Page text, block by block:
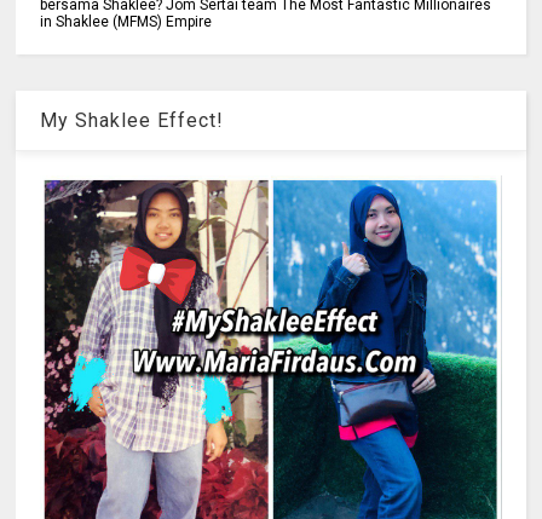
bersama Shaklee? Jom Sertai team The Most Fantastic Millionaires
in Shaklee (MFMS) Empire
My Shaklee Effect!